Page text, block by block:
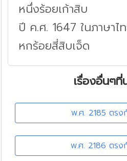
หนึ่งร้อยเก้าสิบ
ปี ค.ศ. 1647 ในภาษา
หกร้อยสี่สิบเจ็ด
เรื่องอื่นๆที่
พ.ศ. 2185 ตร
พ.ศ. 2186 ตรง